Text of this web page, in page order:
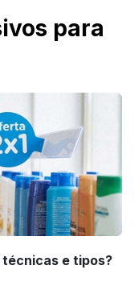
para
técnicas e tipos?